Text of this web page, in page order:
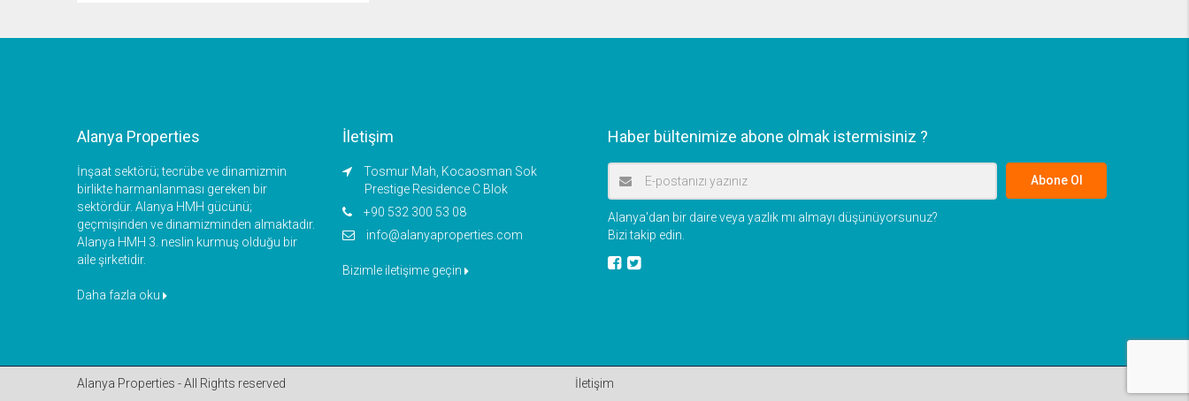
Alanya Properties
İnşaat sektörü; tecrübe ve dinamizmin
birlikte harmanlanması gereken bir
sektördür. Alanya HMH gücünü;
geçmişinden ve dinamizminden almaktadır.
Alanya HMH 3. neslin kurmuş olduğu bir
aile şirketidir.
Daha fazla oku
İletişim
Tosmur Mah, Kocaosman Sok
Prestige Residence C Blok
+90 532 300 53 08
info@alanyaproperties.com
Bizimle iletişime geçin
Haber bültenimize abone olmak istermisiniz ?
Abone Ol
Alanya'dan bir daire veya yazlık mı almayı düşünüyorsunuz?
Bizi takip edin.
Alanya Properties - All Rights reserved İletişim